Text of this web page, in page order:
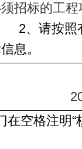
招标的工
2、请按照
息。
在空格注明“